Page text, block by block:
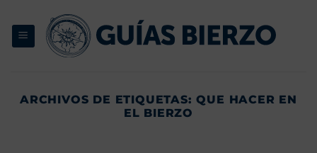
contenido
ARCHIVOS DE ETIQUETAS:QUE HACER EN
EL BIERZO